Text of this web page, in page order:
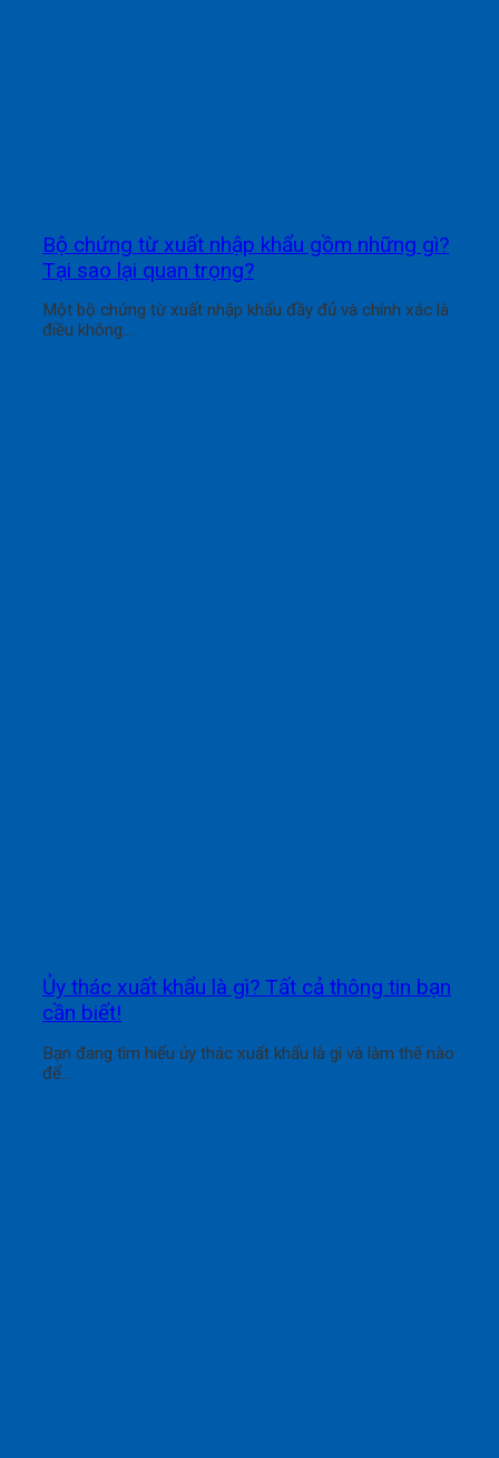
Bộ chứng từ xuất nhập khẩu gồm những gì?
Tại sao lại quan trọng?
Một bộ chứng từ xuất nhập khẩu đầy đủ và chính xác là
điều không...
Ủy thác xuất khẩu là gì? Tất cả thông tin bạn
cần biết!
Bạn đang tìm hiểu ủy thác xuất khẩu là gì và làm thế nào
để...